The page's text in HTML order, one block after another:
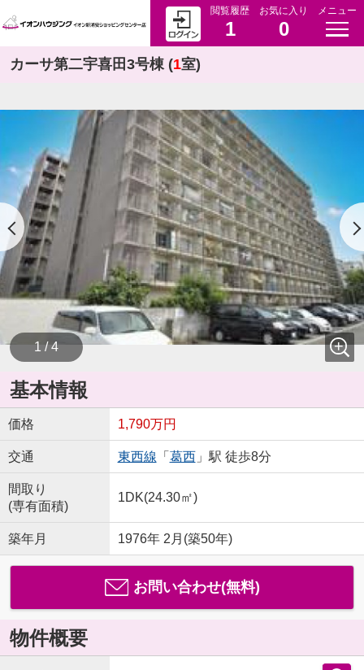
閲覧履歴
1
お気に入り
0
メニュー
カーサ第二宇喜田3号棟 (1室)
1 / 4
基本情報
価格 1,790万円
交通 東西線 「 葛西」駅 徒歩8分
間取り
(専有面積)
1DK(24.30㎡)
築年月 1976年 2月(築50年)
お問い合わせ(無料)
物件概要